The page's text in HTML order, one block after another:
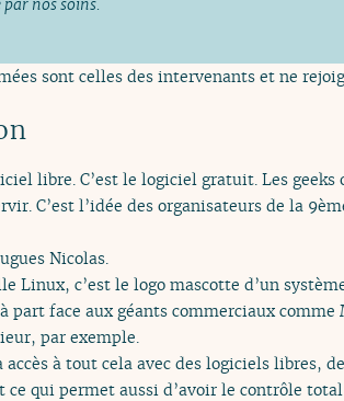
sont celles des intervenants et ne
libre. C’est le logiciel gratuit. Les
C’est l’idée des organisateurs de la
Nicolas.
Linux, c’est le logo mascotte d’un
part face aux géants commerciaux
par exemple.
accès à tout cela avec des logiciels libres,
ce qui permet aussi d’avoir le contrôle